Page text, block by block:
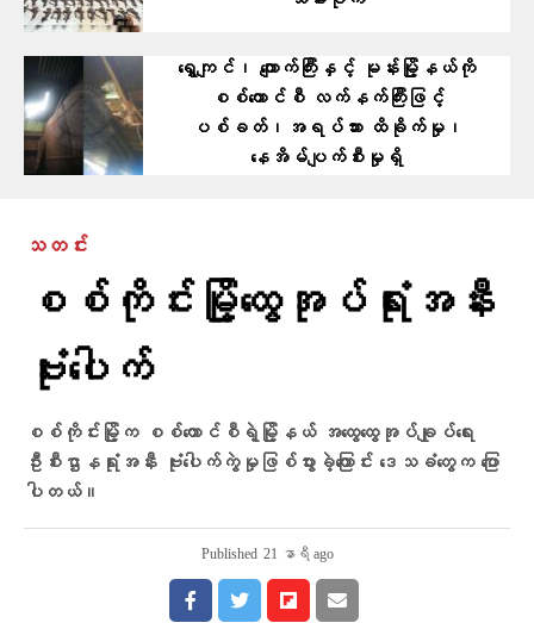
ရွှေကျင်၊ ကျောက်ကြီးနှင့် မုန်းမြို့နယ်ကို
စစ်ကောင်စီ လက်နက်ကြီးဖြင့်
ပစ်ခတ်၊အရပ်သား ထိခိုက်မှု၊
နေအိမ်ပျက်စီးမှုရှိ
သတင်း
စစ်ကိုင်းမြို့ထွေအုပ်ရုံးအနီး
ဗုံးပေါက်
စစ်ကိုင်းမြို့က စစ်ကောင်စီရဲ့မြို့နယ် အထွေထွေအုပ်ချုပ်ရေး
ဦးစီးဌာနရုံးအနီး ဗုံးပေါက်ကွဲမှုဖြစ်ပွားခဲ့ကြောင်း ဒေသခံတွေက ပြော
ပါတယ်။
Published 21 နာရီ ago